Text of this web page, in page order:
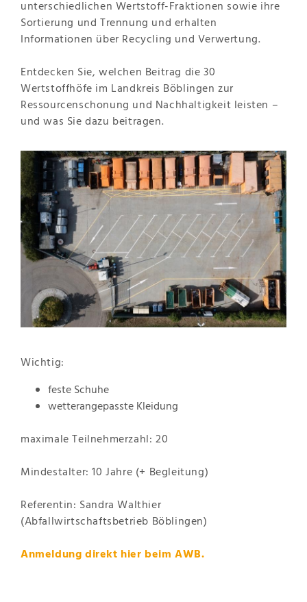
unterschiedlichen Wertstoff-Fraktionen sowie ihre
Sortierung und Trennung und erhalten
Informationen über Recycling und Verwertung.
Entdecken Sie, welchen Beitrag die 30
Wertstoffhöfe im Landkreis Böblingen zur
Ressourcenschonung und Nachhaltigkeit leisten –
und was Sie dazu beitragen.
Wichtig:
feste Schuhe
wetterangepasste Kleidung
maximale Teilnehmerzahl: 20
Mindestalter: 10 Jahre (+ Begleitung)
Referentin: Sandra Walthier
(Abfallwirtschaftsbetrieb Böblingen)
Anmeldung direkt hier beim AWB.